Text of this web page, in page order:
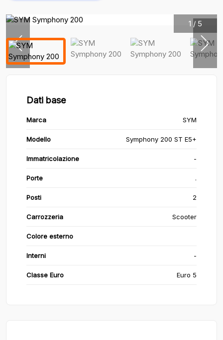
1 / 5
Dati base
Marca SYM
Modello Symphony 200 ST E5+
Immatricolazione -
Porte .
Posti 2
Carrozzeria Scooter
Colore esterno
Interni -
Classe Euro Euro 5